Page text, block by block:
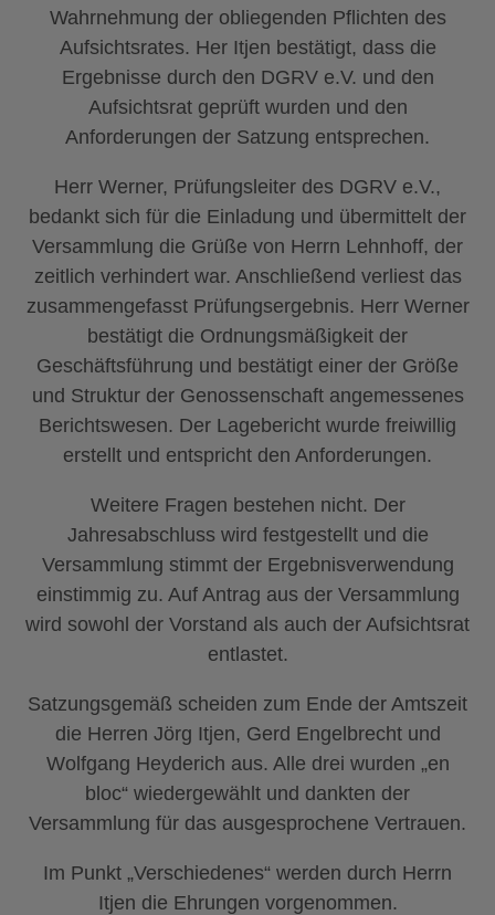
Wahrnehmung der obliegenden Pflichten des
Aufsichtsrates. Her Itjen bestätigt, dass die
Ergebnisse durch den DGRV e.V. und den
Aufsichtsrat geprüft wurden und den
Anforderungen der Satzung entsprechen.
Herr Werner, Prüfungsleiter des DGRV e.V.,
bedankt sich für die Einladung und übermittelt der
Versammlung die Grüße von Herrn Lehnhoff, der
zeitlich verhindert war. Anschließend verliest das
zusammengefasst Prüfungsergebnis. Herr Werner
bestätigt die Ordnungsmäßigkeit der
Geschäftsführung und bestätigt einer der Größe
und Struktur der Genossenschaft angemessenes
Berichtswesen. Der Lagebericht wurde freiwillig
erstellt und entspricht den Anforderungen.
Weitere Fragen bestehen nicht. Der
Jahresabschluss wird festgestellt und die
Versammlung stimmt der Ergebnisverwendung
einstimmig zu. Auf Antrag aus der Versammlung
wird sowohl der Vorstand als auch der Aufsichtsrat
entlastet.
Satzungsgemäß scheiden zum Ende der Amtszeit
die Herren Jörg Itjen, Gerd Engelbrecht und
Wolfgang Heyderich aus. Alle drei wurden „en
bloc“ wiedergewählt und dankten der
Versammlung für das ausgesprochene Vertrauen.
Im Punkt „Verschiedenes“ werden durch Herrn
Itjen die Ehrungen vorgenommen.